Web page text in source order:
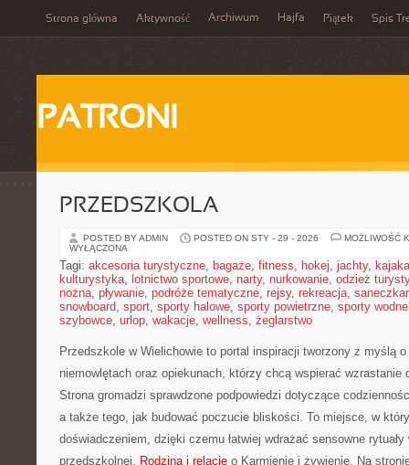
Strona główna Aktywność Archiwum Hajfa Piątek Spis
PATRONI
PRZEDSZKOLA
POSTED BY ADMIN POSTED ON STY - 29 - 2026
MOŻLIWOŚĆ
WYŁĄCZONA
Tagi: akcesoria turystyczne, bagaże, fitness, hokej, jachty,
kulturystyka, lotnictwo sportowe, narty, nurkowanie, odzież
nożna, pływanie, podróże tematyczne, rejsy, rekreacja,
snowboard, sport, sporty halowe, sporty powietrzne, sporty wodne
szybowce, urlop, wakacje, wellness, żeglarstwo
Przedszkole w Wielichowie to portal inspiracji tworzony z myślą
niemowlętach oraz opiekunach, którzy chcą wspierać wzrastanie
Strona gromadzi sprawdzone podpowiedzi dotyczące
a także tego, jak budować poczucie bliskości. To miejsce, w
doświadczeniem, dzięki czemu łatwiej wdrażać sensowne
przedszkolnej. Rodzina i relacje o Karmienie i żywienie. Na